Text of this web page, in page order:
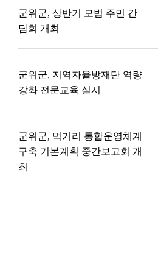
군위군, 상반기 모범 주민 간
담회 개최
군위군, 지역자율방재단 역량
강화 전문교육 실시
군위군, 먹거리 통합운영체계
구축 기본계획 중간보고회 개
최